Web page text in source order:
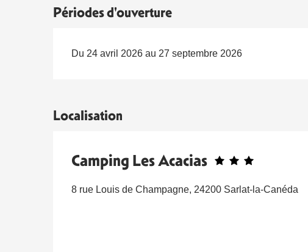
Périodes d'ouverture
Du 24 avril 2026 au 27 septembre 2026
Localisation
Camping Les Acacias
8 rue Louis de Champagne, 24200 Sarlat-la-Canéda